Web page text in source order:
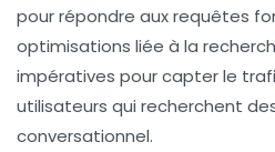
pour répondre aux requêtes
optimisations liée à la
impératives pour capter le
utilisateurs qui recherchent
conversationnel.